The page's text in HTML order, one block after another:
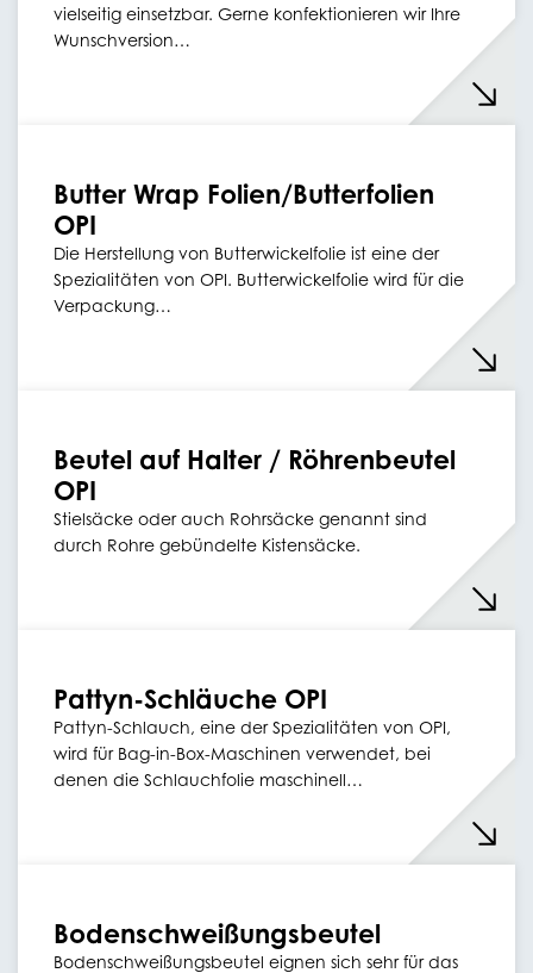
vielseitig einsetzbar. Gerne konfektionieren wir Ihre
Wunschversion…
Butter Wrap Folien/Butterfolien
OPI
Die Herstellung von Butterwickelfolie ist eine der
Spezialitäten von OPI. Butterwickelfolie wird für die
Verpackung…
Beutel auf Halter / Röhrenbeutel
OPI
Stielsäcke oder auch Rohrsäcke genannt sind
durch Rohre gebündelte Kistensäcke.
Pattyn-Schläuche OPI
Pattyn-Schlauch, eine der Spezialitäten von OPI,
wird für Bag-in-Box-Maschinen verwendet, bei
denen die Schlauchfolie maschinell…
Bodenschweißungsbeutel
Bodenschweißungsbeutel eignen sich sehr für das